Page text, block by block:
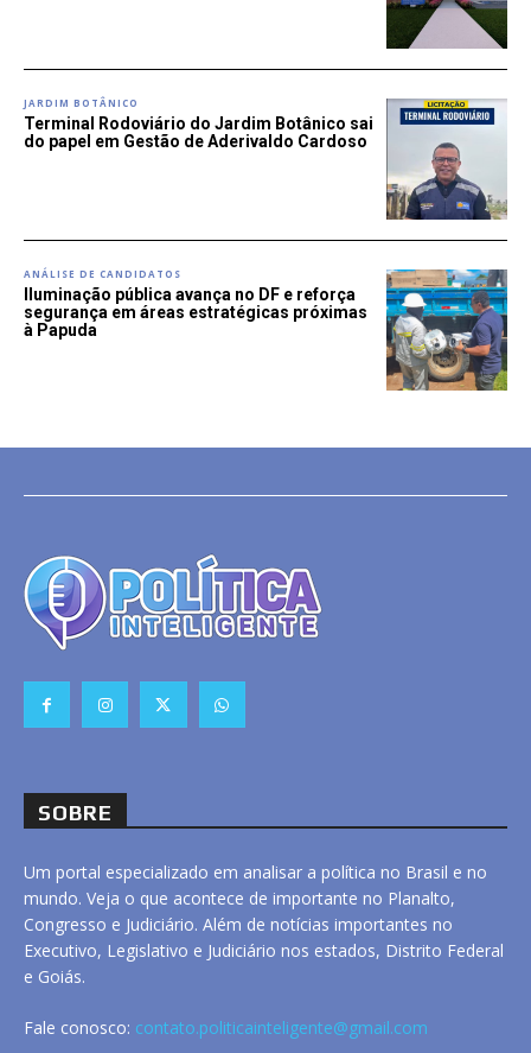
JARDIM BOTÂNICO
Terminal Rodoviário do Jardim Botânico sai
do papel em Gestão de Aderivaldo Cardoso
ANÁLISE DE CANDIDATOS
Iluminação pública avança no DF e reforça
segurança em áreas estratégicas próximas
à Papuda
SOBRE
Um portal especializado em analisar a política no Brasil e no
mundo. Veja o que acontece de importante no Planalto,
Congresso e Judiciário. Além de notícias importantes no
Executivo, Legislativo e Judiciário nos estados, Distrito Federal
e Goiás.
Fale conosco: contato.politicainteligente@gmail.com